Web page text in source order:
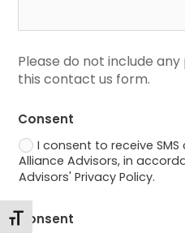
Changer la taille de la police
Please do not include
this contact us form.
Consent
I consent to receive
Alliance Advisors, in
Advisors' Privacy Policy.
Consent